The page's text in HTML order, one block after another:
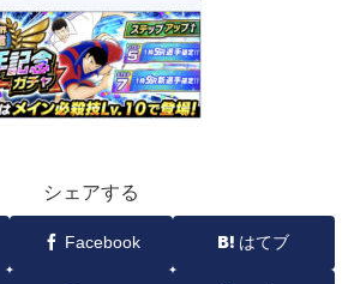
シェアする
Facebook はてブ